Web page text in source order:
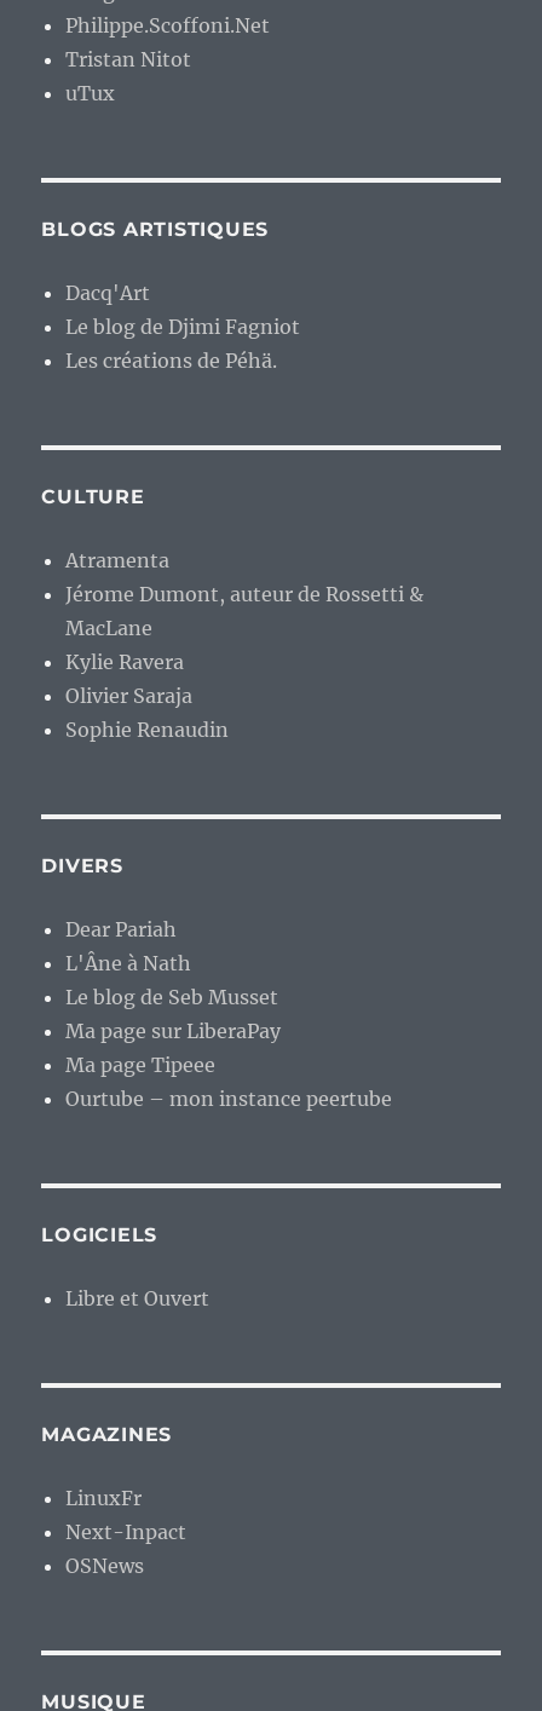
Philippe.Scoffoni.Net
Tristan Nitot
uTux
BLOGS ARTISTIQUES
Dacq'Art
Le blog de Djimi Fagniot
Les créations de Péhä.
CULTURE
Atramenta
Jérome Dumont, auteur de Rossetti &
MacLane
Kylie Ravera
Olivier Saraja
Sophie Renaudin
DIVERS
Dear Pariah
L'Âne à Nath
Le blog de Seb Musset
Ma page sur LiberaPay
Ma page Tipeee
Ourtube – mon instance peertube
LOGICIELS
Libre et Ouvert
MAGAZINES
LinuxFr
Next-Inpact
OSNews
MUSIQUE